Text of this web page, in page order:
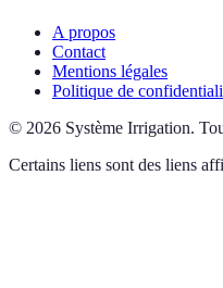
A propos
Contact
Mentions légales
Politique de
© 2026 Système Irrigation.
Certains liens sont des liens